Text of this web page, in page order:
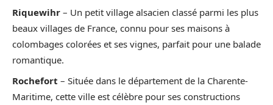
Riquewihr – Un petit village alsacien classé parmi les plus
beaux villages de France, connu pour ses maisons à
colombages colorées et ses vignes, parfait pour une balade
romantique.
Rochefort – Située dans le département de la Charente-
Maritime, cette ville est célèbre pour ses constructions